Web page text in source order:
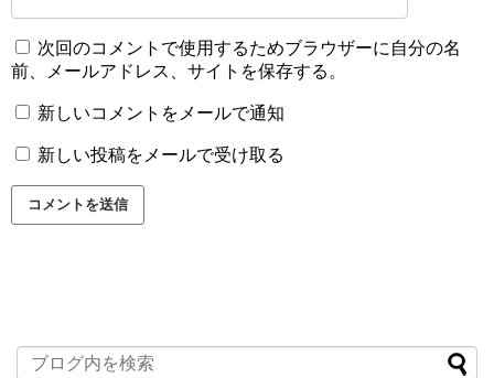
次回のコメントで使用するためブラウザーに自分の名
前、メールアドレス、サイトを保存する。
新しいコメントをメールで通知
新しい投稿をメールで受け取る